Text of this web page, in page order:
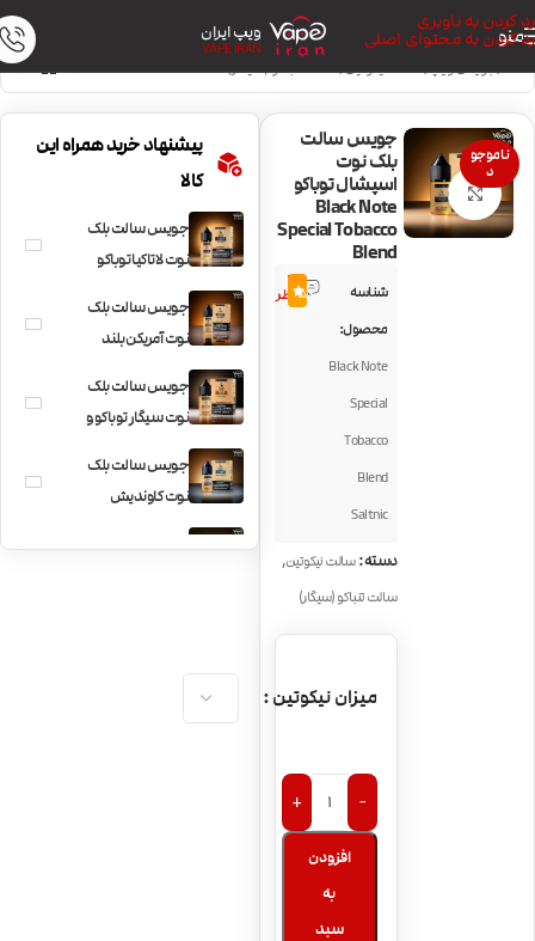
رد کردن به ناوبری
رد کردن به محتوای اصلی
منو ویپ ایران
VAPE IRAN
خانه/جویس ویپ/سالت نیکوتین/سالت تنباکو (سیگار)
ناموجو
د
بزرگنمایی تصویر
جویس سالت
بلک نوت
اسپشال توباکو
Black Note
Special Tobacco
Blend
شناسه
محصول:
Black Note
Special
Tobacco
Blend
Saltnic
4
نظر5.0
دسته:سالت نیکوتین,
سالت تنباکو (سیگار)
میزان نیکوتین
-
+
افزودن
به
سبد
پیشنهاد خرید همراه این
کالا
جویس سالت بلک
نوت لاتاکیا توباکو
Latakia
جویس سالت بلک
نوت آمریکن بلند
Black Note
American Blend
جویس سالت بلک
نوت سیگار توباکو و
Cigar
جویس سالت بلک
نوت کاوندیش
جویس سالت بلک
Virginia